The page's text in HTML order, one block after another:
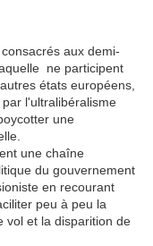
aux demi-
ne participent
états européens,
l'ultralibéralisme
une
une chaîne
du gouvernement
en recourant
peu à peu la
vol et la disparition de